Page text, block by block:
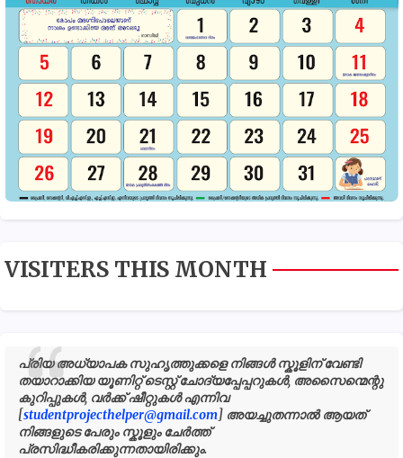
VISITERS THIS MONTH
പ്രിയ അധ്യാപക സുഹൃത്തുക്കളെ നിങ്ങൾ സ്കൂളിന് വേണ്ടി
തയാറാക്കിയ യൂണിറ്റ് ടെസ്റ്റ് ചോദ്യപ്പേപ്പറുകൾ, അസൈന്മെന്റു
കുറിപ്പുകൾ, വർക്ക് ഷീറ്റുകൾ എന്നിവ
[studentprojecthelper@gmail.com] അയച്ചുതന്നാൽ ആയത്
നിങ്ങളുടെ പേരും സ്കൂളും ചേർത്ത്
പ്രസിദ്ധീകരിക്കുന്നതായിരിക്കും.